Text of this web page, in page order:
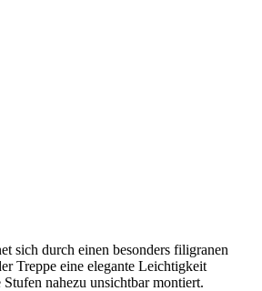
sich durch einen besonders filigranen
Treppe eine elegante Leichtigkeit
nahezu unsichtbar montiert.